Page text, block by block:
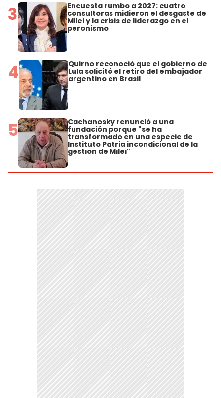
3 Encuesta rumbo a 2027: cuatro
consultoras midieron el desgaste de
Milei y la crisis de liderazgo en el
peronismo
4 Quirno reconoció que el gobierno de
Lula solicitó el retiro del embajador
argentino en Brasil
5 Cachanosky renunció a una
fundación porque "se ha
transformado en una especie de
Instituto Patria incondicional de la
gestión de Milei"